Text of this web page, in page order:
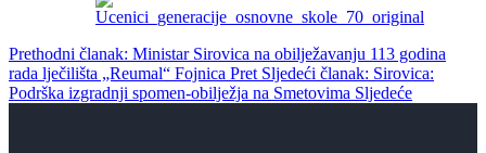
Prethodni članak: Ministar Sirovica na obilježavanju 113 godina
rada lječilišta „Reumal“ Fojnica Pret Sljedeći članak: Sirovica:
Podrška izgradnji spomen-obilježja na Smetovima Sljedeće